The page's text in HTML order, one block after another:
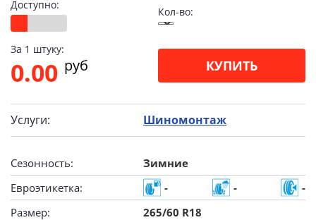
Доступно:
Кол-во:
За 1 штуку:
0.00 pуб КУПИТЬ
Услуги: Шиномонтаж
Сезонность:
Зимние
Евроэтикетка:
- -
-
Размер:
265/60 R18